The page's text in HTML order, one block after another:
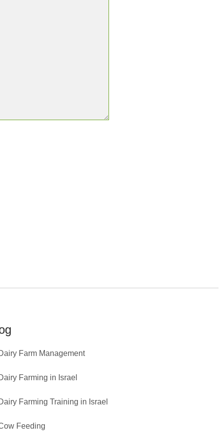
Farm Management
Farming in Israel
Farming Training in Israel
Feeding